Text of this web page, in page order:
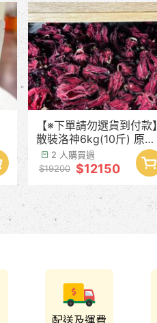
【※下單請勿選貨到付款】
散裝洛神6kg(10斤) 原價
$19200/ 優惠價$12150
2 人購買過
$19200 $12150
配送及運費